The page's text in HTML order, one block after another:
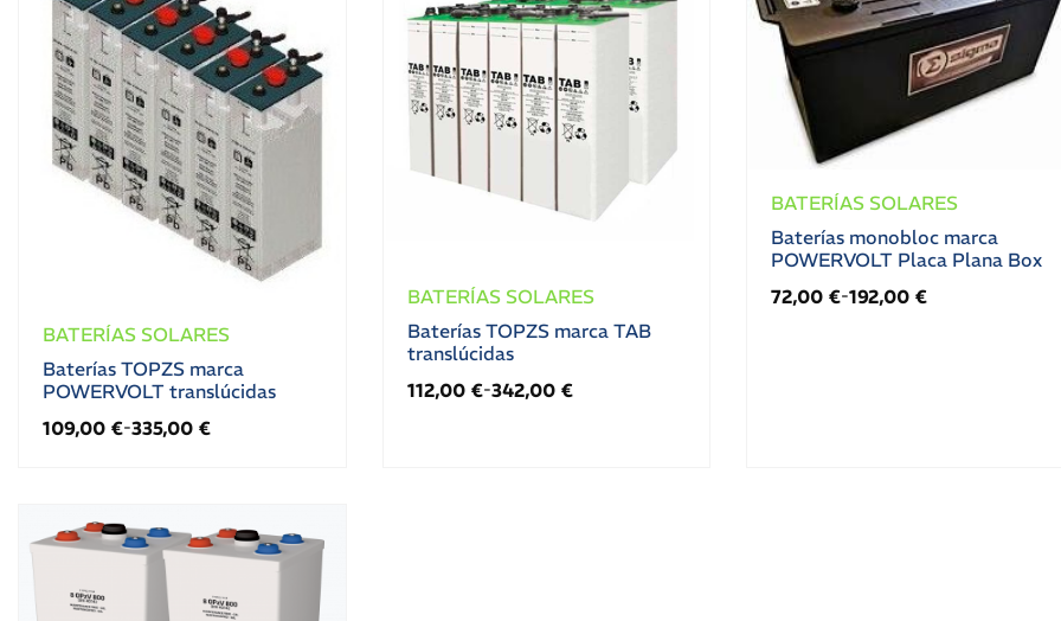
BATERÍAS SOLARES
Baterías TOPZS marca
POWERVOLT translúcidas
109,00 €-335,00 €
BATERÍAS SOLARES
Baterías TOPZS marca TAB
translúcidas
112,00 €-342,00 €
BATERÍAS SOLARES
Baterías monobloc marca
POWERVOLT Placa Plana Box
72,00 €-192,00 €